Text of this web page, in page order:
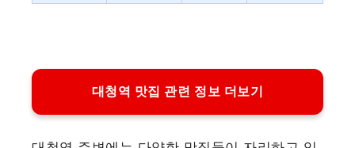
대청역 맛집 관련 정보 더보기